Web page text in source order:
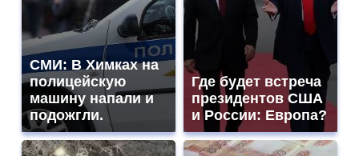
СМИ: В Химках на
полицейскую
машину напали и
подожгли.
Где будет встреча
президентов США
и России: Европа?